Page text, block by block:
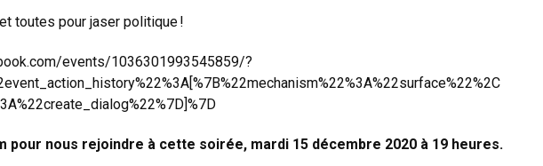
toutes pour jaser politique !
events/1036301993545859/?
[%7B%22mechanism%22%3A%22surface%22%2C
pour nous rejoindre à cette soirée, mardi 15 décembre 2020 à 19 heures.